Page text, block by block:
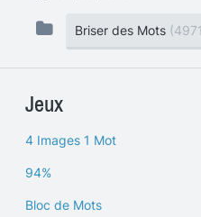
Briser des Mots
Jeux
4 Images 1 Mot
94%
Bloc de Mots